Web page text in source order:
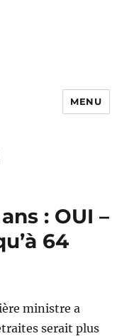
MENU
: OUI –
64
ministre a
serait plus